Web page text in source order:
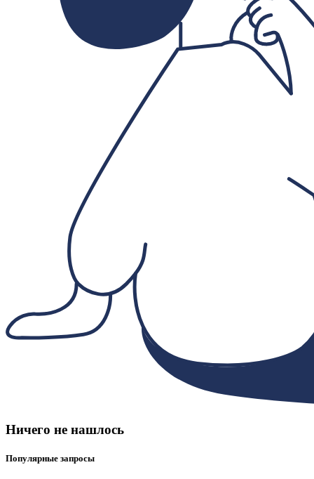
Ничего не нашлось
Популярные запросы